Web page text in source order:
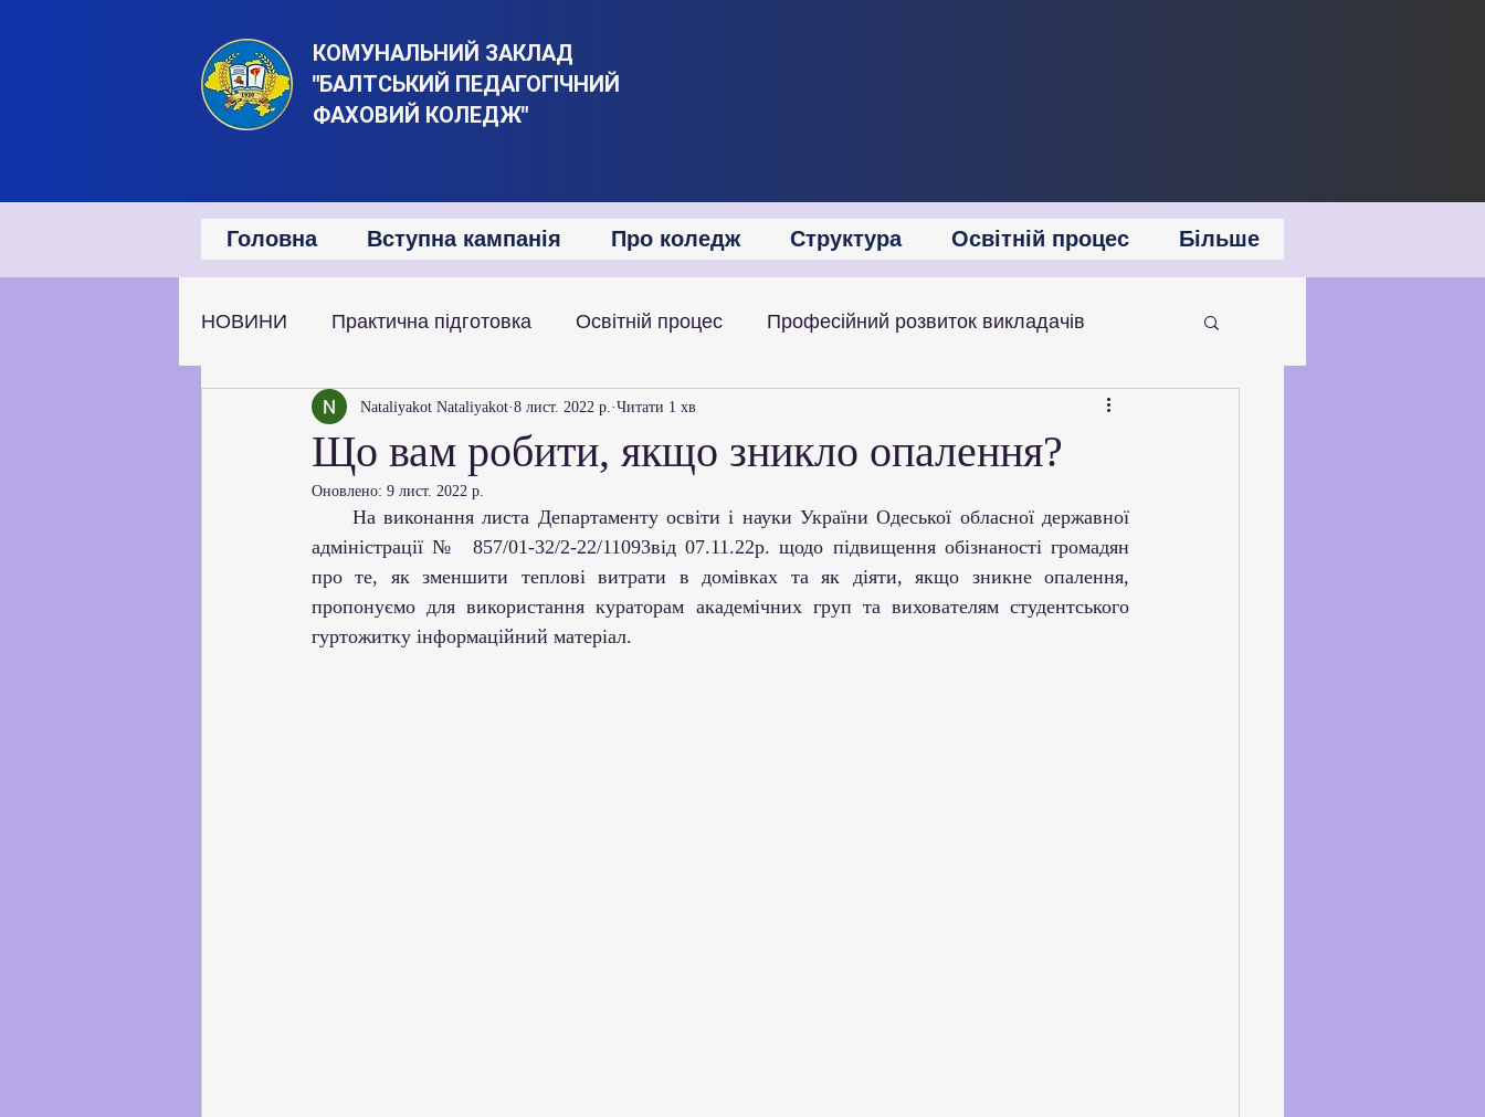
КОМУНАЛЬНИЙ ЗАКЛАД
"БАЛТСЬКИЙ ПЕДАГОГІЧНИЙ
ФАХОВИЙ КОЛЕДЖ"
Головна Вступна кампанія Про коледж Структура Освітній процес Більше
НОВИНИ Практична підготовка Освітній процес Професійний розвиток викладачів
Наукова та дослідницька діяльність Академічна мобільність
Партнерство з українськими ЗВО
Профорієнтаційна робота Забезпечення якості освіти Співпраця зі стейкхолдерами
Що вам робити, якщо зникло опалення?
Nataliyakot Nataliyakot 8 лист. 2022 р. Читати 1 хв
Оновлено: 9 лист. 2022 р.
адміністрації №  857/01-32/2-22/11093від 07.11.22р. щодо підвищення обізнаності громадян
про те, як зменшити теплові витрати в домівках та як діяти, якщо зникне опалення,
пропонуємо для використання кураторам академічних груп та вихователям студентського
гуртожитку інформаційний матеріал.